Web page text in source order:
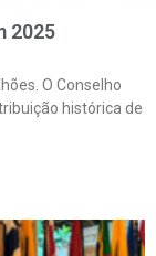
2025
O Conselho
histórica de